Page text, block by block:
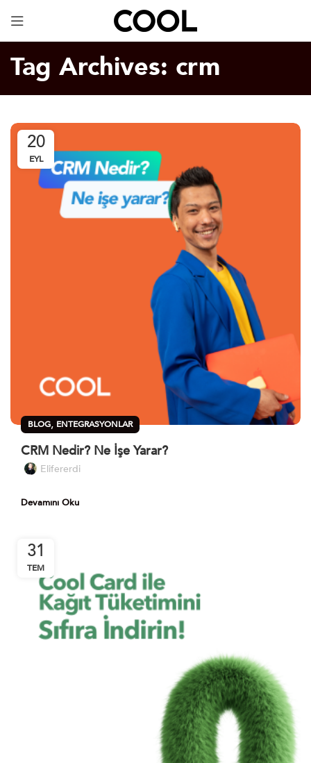
Tag Archives: crm
20
EYL
BLOG, ENTEGRASYONLAR
CRM Nedir? Ne İşe Yarar?
Elifererdi
Devamını Oku
31
TEM